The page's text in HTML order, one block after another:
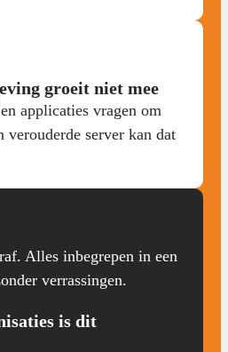
groeit niet mee
applicaties vragen om
verouderde server kan dat
Alles inbegrepen in een
verrassingen.
is dit